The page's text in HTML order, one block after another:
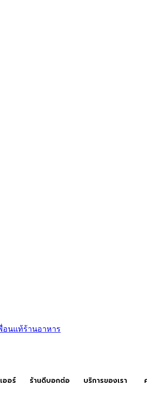
ออร์ ร้านดีบอกต่อ บริการของเรา